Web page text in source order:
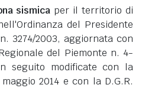
sismica per il territorio di
del Presidente
3274/2003, aggiornata con
del Piemonte n. 4-
seguito modificate con la
2014 e con la D.G.R.